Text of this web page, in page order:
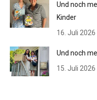
Und noch
Kinder
16. Juli 2026
Und noch
15. Juli 2026